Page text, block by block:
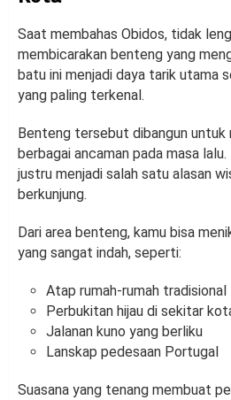
Saat membahas Obidos, tidak
membicarakan benteng yang
batu ini menjadi daya tarik utama
yang paling terkenal.
Benteng tersebut dibangun untuk
berbagai ancaman pada masa
justru menjadi salah satu alasan
berkunjung.
Dari area benteng, kamu bisa
yang sangat indah, seperti:
Atap rumah-rumah tradisional
Perbukitan hijau di sekitar
Jalanan kuno yang berliku
Lanskap pedesaan Portugal
Suasana yang tenang membuat